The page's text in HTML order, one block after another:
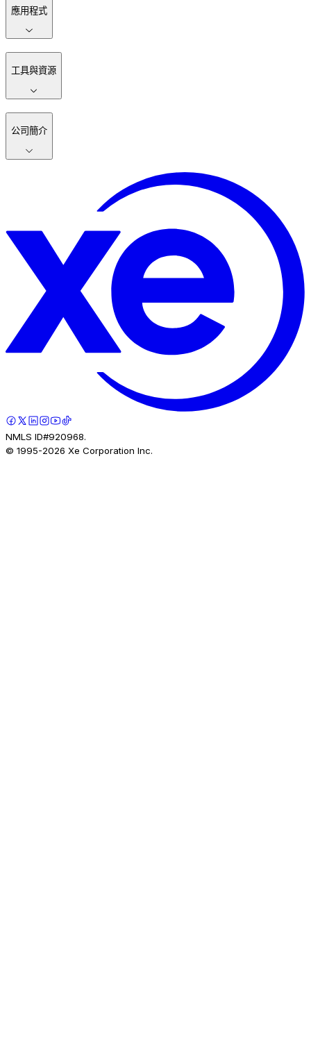
應用程式
工具與資源
公司簡介
NMLS ID#920968.
© 1995-2026 Xe Corporation Inc.